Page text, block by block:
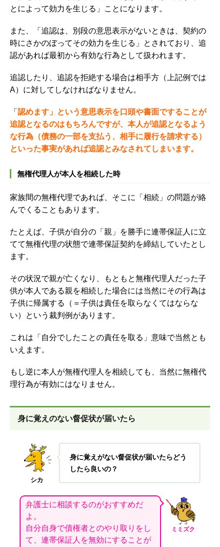
とによって効力を生じる」ことになります。
また、「追認は、別段の意思表示がないときは、契約の
時にさかのぼってその効力を生じる」とされており 、追
認があれば最初から有効な行為として扱われます。
追認したり、追認を拒絶する場合は相手方（上記例では
A）に対してしなければなりません。
「 認めます」という意思表示を口頭や書面ですることが
追認となるのはもちろんですが、本人が追認となるよう
な行為（債務の一部を支払う、相手に履行を請求する）
といった事実があれば追認とみなされてしまいます。
無権代理人が本人を相続した時
家族間の無権代理であれば、そこに「相続」の問題が絡
んでくることもあります。
たとえば、子供が自分の「親」を勝手に連帯保証人に立
てて無権代理の状態で連帯保証契約を締結していたとし
ます。
その状況で親が亡くなり、
もともと無権代理人だった子
供が本人である親を相続した場合には当然にその行為は
子供に帰属する（＝子供は責任を取らなくてはならな
い）という裁判例があります。
これは「自分でしたことの責任を取る」意味で当然とも
いえます。
もし逆に本人が無権代理人を相続しても、当然に無権代
理行為が有効にはなりません。
身に覚えのない督促状が届いたら
シカ
身に覚えがない督促状が届いたらどう
したら良いの？
ミミズク
弁護士に相談するのがおすすめだ
よ。
自分自身で債権者とのやり取りをし
て、連帯保証人を無効にすることが